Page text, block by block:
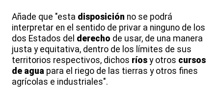
Añade que "esta disposición no se podrá
interpretar en el sentido de privar a ninguno de los
dos Estados del derecho de usar, de una manera
justa y equitativa, dentro de los límites de sus
territorios respectivos, dichos ríos y otros cursos
de agua para el riego de las tierras y otros fines
agrícolas e industriales".